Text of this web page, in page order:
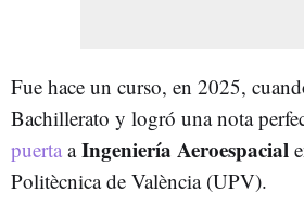
Fue hace un curso, en 2025,
Bachillerato y logró una nota
puerta aIngeniería Aeroespacial
Politècnica de València (UPV).